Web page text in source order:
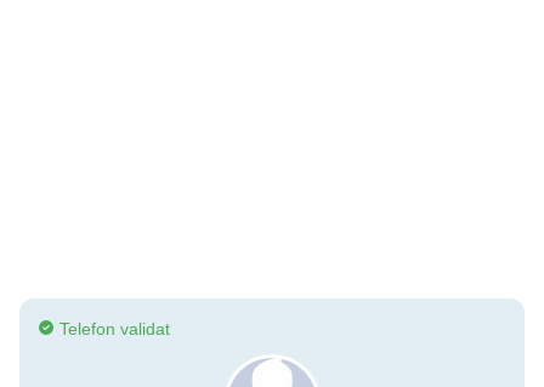
Telefon validat